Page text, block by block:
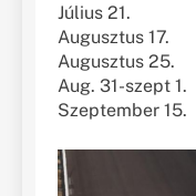
Július 21.
Augusztus 17.
Augusztus 25.
Aug. 31-szept 1.
Szeptember 15.